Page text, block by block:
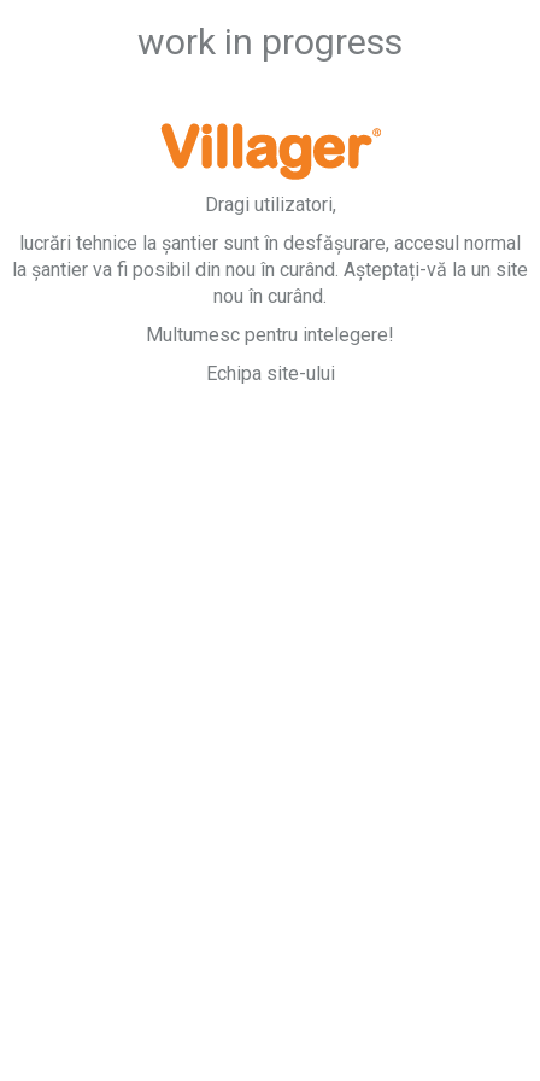
work in progress
Dragi utilizatori,
lucrări tehnice la șantier sunt în desfășurare, accesul normal
la șantier va fi posibil din nou în curând. Așteptați-vă la un site
nou în curând.
Multumesc pentru intelegere!
Echipa site-ului